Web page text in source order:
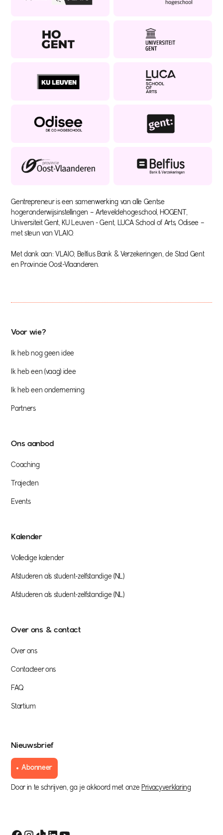
Gentrepreneur is een samenwerking van alle Gentse
hogeronderwijsinstellingen – Arteveldehogeschool, HOGENT,
Universiteit Gent, KU Leuven - Gent, LUCA School of Arts, Odisee –
met steun van VLAIO.
Met dank aan: VLAIO, Belfius Bank & Verzekeringen, de Stad Gent
en Provincie Oost-Vlaanderen.
Voor wie?
Ik heb nog geen idee
Ik heb een (vaag) idee
Ik heb een onderneming
Partners
Ons aanbod
Coaching
Trajecten
Events
Kalender
Volledige kalender
Afstuderen als student-zelfstandige (NL)
Afstuderen als student-zelfstandige (NL)
Over ons & contact
Over ons
Contacteer ons
FAQ
Startium
Nieuwsbrief
Abonneer
Door in te schrijven, ga je akkoord met onze Privacyverklaring